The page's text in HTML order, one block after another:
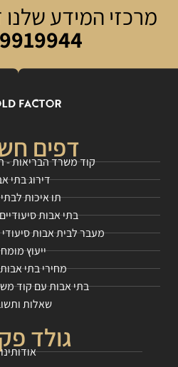
מרכזי המידע שלנו
דפים
קוד משרד הבריאות -
דירוג בתי
תו איכות
בתי אבות
מעבר לבית אבות
ייעוץ
מחירי בתי
בתי אבות עם קוד
שאלות
גולדאודותינו